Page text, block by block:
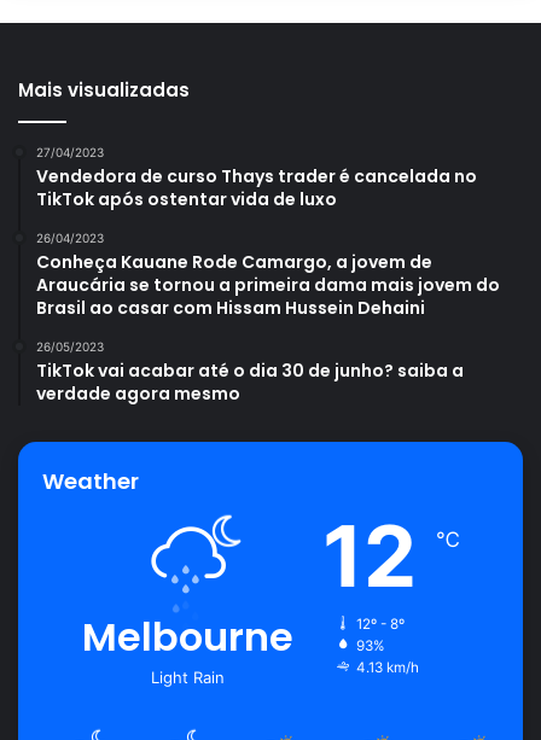
Mais visualizadas
27/04/2023
Vendedora de curso Thays trader é cancelada no
TikTok após ostentar vida de luxo
26/04/2023
Conheça Kauane Rode Camargo, a jovem de
Araucária se tornou a primeira dama mais jovem do
Brasil ao casar com Hissam Hussein Dehaini
26/05/2023
TikTok vai acabar até o dia 30 de junho? saiba a
verdade agora mesmo
Weather
Melbourne
Light Rain
12 ℃
12º - 8º
93%
4.13 km/h